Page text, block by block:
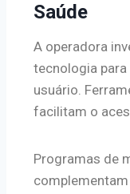
Saúde
A operadora
tecnologia para
usuário.
facilitam o
Programas de